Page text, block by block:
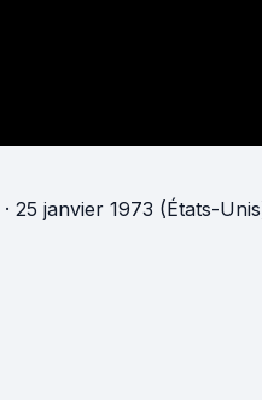
· 25 janvier 1973 (États-